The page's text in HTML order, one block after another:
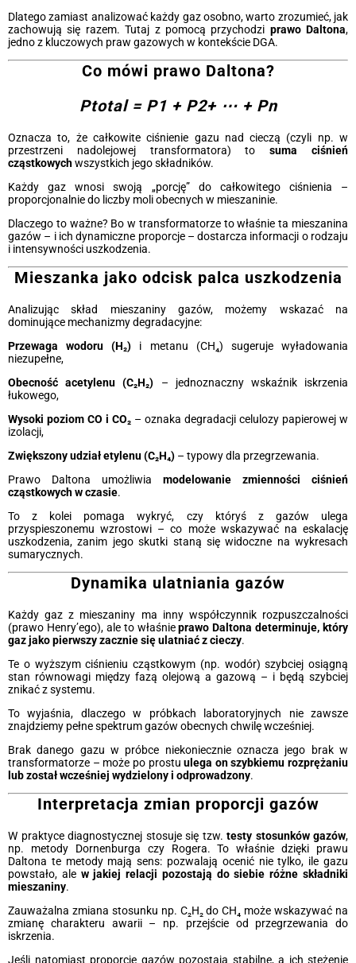
Dlatego zamiast analizować każdy gaz osobno, warto zrozumieć, jak
zachowują się razem. Tutaj z pomocą przychodzi prawo Daltona,
jedno z kluczowych praw gazowych w kontekście DGA.
Co mówi prawo Daltona?
Ptotal = P1 + P2+ ⋯ + Pn
Oznacza to, że całkowite ciśnienie gazu nad cieczą (czyli np. w
przestrzeni nadolejowej transformatora) tosuma ciśnień
cząstkowychwszystkich jego składników.
Każdy gaz wnosi swoją „porcję” do całkowitego ciśnienia –
proporcjonalnie do liczby moli obecnych w mieszaninie.
Dlaczego to ważne? Bo w transformatorze to właśnie ta mieszanina
gazów – i ich dynamiczne proporcje – dostarcza informacji o rodzaju
i intensywności uszkodzenia.
Mieszanka jako odcisk palca uszkodzenia
Analizując skład mieszaniny gazów, możemy wskazać na
dominujące mechanizmy degradacyjne:
Przewaga wodoru (H₂) i metanu (CH₄) sugeruje wyładowania
niezupełne,
Obecność acetylenu (C₂H₂) – jednoznaczny wskaźnik iskrzenia
łukowego,
Wysoki poziom CO i CO₂ – oznaka degradacji celulozy papierowej w
izolacji,
Zwiększony udział etylenu (C₂H₄) – typowy dla przegrzewania.
Prawo Daltona umożliwia modelowanie zmienności ciśnień
cząstkowych w czasie.
To z kolei pomaga wykryć, czy któryś z gazów ulega
przyspieszonemu wzrostowi – co może wskazywać na eskalację
uszkodzenia, zanim jego skutki staną się widoczne na wykresach
sumarycznych.
Dynamika ulatniania gazów
Każdy gaz z mieszaniny ma inny współczynnik rozpuszczalności
(prawo Henry’ego), ale to właśnieprawo Daltona determinuje, który
gaz jako pierwszy zacznie się ulatniać z cieczy.
Te o wyższym ciśnieniu cząstkowym (np. wodór) szybciej osiągną
stan równowagi między fazą olejową a gazową – i będą szybciej
znikać z systemu.
To wyjaśnia, dlaczego w próbkach laboratoryjnych nie zawsze
znajdziemy pełne spektrum gazów obecnych chwilę wcześniej.
Brak danego gazu w próbce niekoniecznie oznacza jego brak w
transformatorze – może po prostuulega on szybkiemu rozprężaniu
lub został wcześniej wydzielony i odprowadzony.
Interpretacja zmian proporcji gazów
W praktyce diagnostycznej stosuje się tzw. testy stosunków gazów,
np. metody Dornenburga czy Rogera. To właśnie dzięki prawu
Daltona te metody mają sens: pozwalają ocenić nie tylko, ile gazu
powstało, ale w jakiej relacji pozostają do siebie różne składniki
mieszaniny.
Zauważalna zmiana stosunku np. C₂H₂ do CH₄ może wskazywać na
zmianę charakteru awarii – np. przejście od przegrzewania do
iskrzenia.
Jeśli natomiast proporcje gazów pozostają stabilne, a ich stężenie